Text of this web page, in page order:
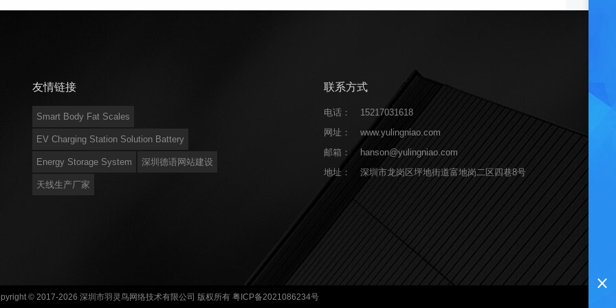
友情链接
Smart Body Fat Scales
EV Charging Station Solution Battery
Energy Storage System 深圳德语网站建设
天线生产厂家
联系方式
电话：
15217031618
网址：
www.yulingniao.com
邮箱：
hanson@yulingniao.com
地址：
深圳市龙岗区坪地街道富地岗二区四巷8号
© 2017-2026 深圳市羽灵鸟网络技术有限公司 版权所有 粤ICP备2021086234号